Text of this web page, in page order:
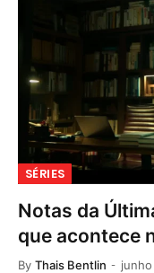
SÉRIES
Notas da
que acontece
By Thais Bentlin